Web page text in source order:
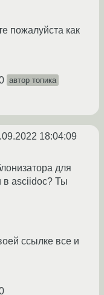
пожалуйста как
автор топика
18:04:09
для
в asciidoc? Ты
ссылке все и